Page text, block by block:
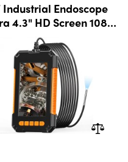
Industrial Endoscope
4.3" HD Screen 1080P
LED Lights 8mm/2m